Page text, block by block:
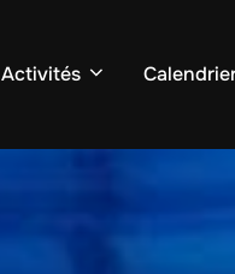
Activités